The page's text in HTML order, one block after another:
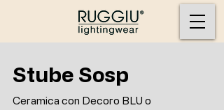
Stube Sosp
Ceramica con Decoro BLU o